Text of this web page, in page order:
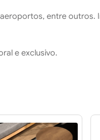
entre outros.
e exclusivo.